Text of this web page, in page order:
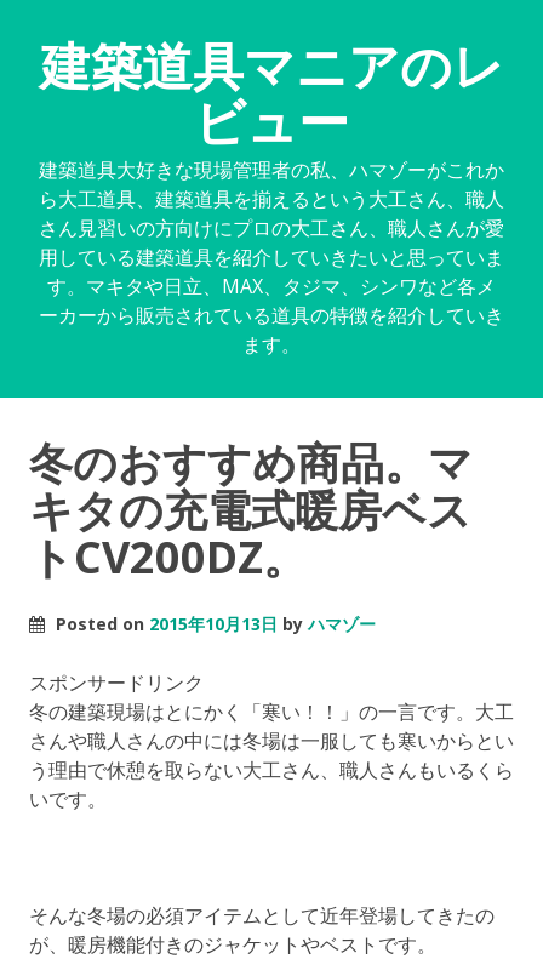
建築道具マニアのレ
ビュー
建築道具大好きな現場管理者の私、ハマゾーがこれか
ら大工道具、建築道具を揃えるという大工さん、職人
さん見習いの方向けにプロの大工さん、職人さんが愛
用している建築道具を紹介していきたいと思っていま
す。マキタや日立、MAX、タジマ、シンワなど各メ
ーカーから販売されている道具の特徴を紹介していき
ます。
冬のおすすめ商品。マ
キタの充電式暖房ベス
トCV200DZ。
Posted on 2015年10月13日 byハマゾー
スポンサードリンク
冬の建築現場はとにかく「寒い！！」の一言です。大工
さんや職人さんの中には冬場は一服しても寒いからとい
う理由で休憩を取らない大工さん、職人さんもいるくら
いです。
そんな冬場の必須アイテムとして近年登場してきたの
が、暖房機能付きのジャケットやベストです。